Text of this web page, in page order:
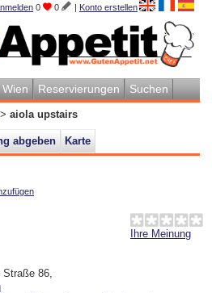
0 0 | Konto erstellen
Reservierungen Suchen
> aiola upstairs
abgeben Karte
Ihre Meinung
Straße 86